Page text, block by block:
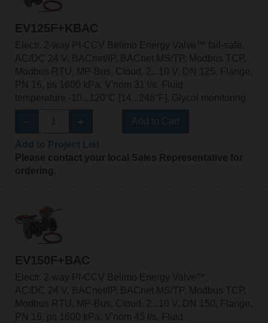
EV125F+KBAC
Electr. 2-way PI-CCV Belimo Energy Valve™ fail-safe,
AC/DC 24 V, BACnet/IP, BACnet MS/TP, Modbus TCP,
Modbus RTU, MP-Bus, Cloud, 2...10 V, DN 125, Flange,
PN 16, ps 1600 kPa, V'nom 31 l/s, Fluid
temperature -10...120°C [14...248°F], Glycol monitoring
Please contact your local Sales Representative for
ordering.
EV150F+BAC
Electr. 2-way PI-CCV Belimo Energy Valve™,
AC/DC 24 V, BACnet/IP, BACnet MS/TP, Modbus TCP,
Modbus RTU, MP-Bus, Cloud, 2...10 V, DN 150, Flange,
PN 16, ps 1600 kPa, V'nom 45 l/s, Fluid